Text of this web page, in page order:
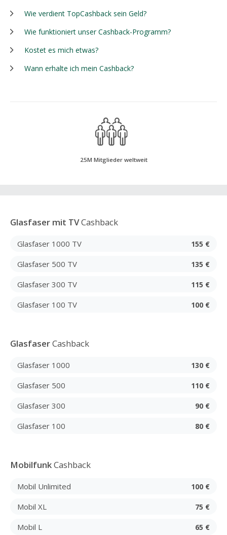
Wie verdient TopCashback sein Geld?
Wie funktioniert unser Cashback-Programm?
Kostet es mich etwas?
Wann erhalte ich mein Cashback?
25M Mitglieder weltweit
Glasfaser mit TVCashback
Glasfaser 1000 TV 155 €
Glasfaser 500 TV 135 €
Glasfaser 300 TV 115 €
Glasfaser 100 TV 100 €
GlasfaserCashback
Glasfaser 1000 130 €
Glasfaser 500 110 €
Glasfaser 300 90 €
Glasfaser 100 80 €
MobilfunkCashback
Mobil Unlimited 100 €
Mobil XL 75 €
Mobil L 65 €